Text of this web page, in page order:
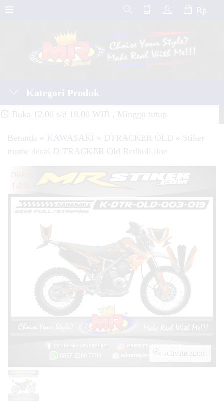
Rp
Kategori Produk
Buka 12.00 s/d 18.00 WIB , Minggu tutup
Beranda » KAWASAKI » DTRACKER OLD » Stiker
motor decal D-TRACKER Old Redbull line
activate zoom